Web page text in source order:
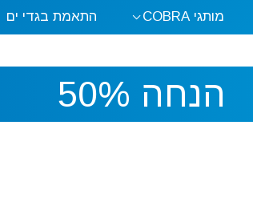
מותגי COBRA התאמת בגדי ים
הנחה 50%